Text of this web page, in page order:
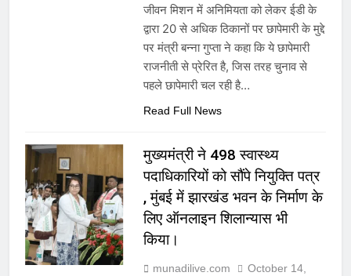
जीवन मिशन में अनिमियता को लेकर ईडी के
द्वारा 20 से अधिक ठिकानों पर छापेमारी के मुद्दे
पर मंत्री बन्ना गुप्ता ने कहा कि ये छापेमारी
राजनीती से प्रेरित है, जिस तरह चुनाव से
पहले छापेमारी चल रही है…
Read Full News
मुख्यमंत्री ने 498 स्वास्थ्य
पदाधिकारियों को सौंपे नियुक्ति पत्र
, मुंबई में झारखंड भवन के निर्माण के
लिए ऑनलाइन शिलान्यास भी
किया।
munadilive.com
October 14,